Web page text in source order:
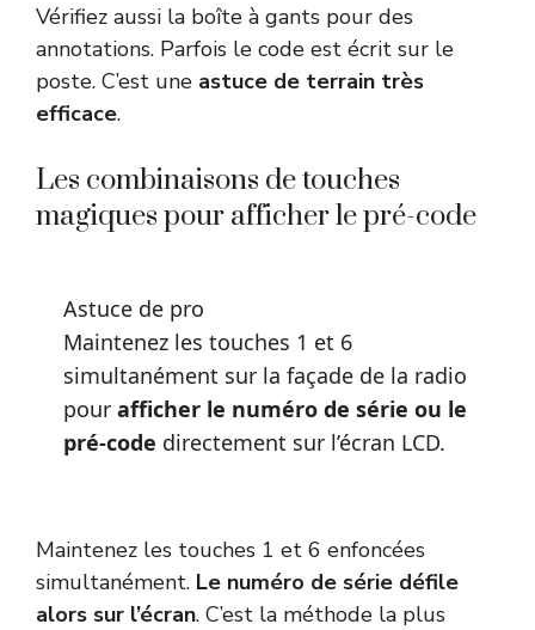
Vérifiez aussi la boîte à gants pour des
annotations. Parfois le code est écrit sur le
poste. C’est une astuce de terrain très
efficace.
Les combinaisons de touches
magiques pour afficher le pré-code
Astuce de pro
Maintenez les touches 1 et 6
simultanément sur la façade de la radio
pour afficher le numéro de série ou le
pré-code directement sur l’écran LCD.
Maintenez les touches 1 et 6 enfoncées
simultanément. Le numéro de série défile
alors sur l’écran. C’est la méthode la plus